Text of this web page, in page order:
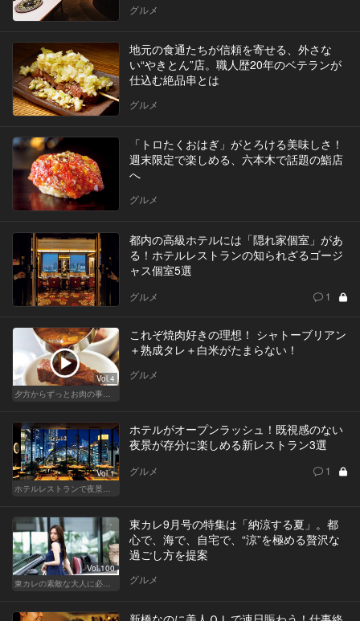
グルメ
地元の食通たちが信頼を寄せる、外さな
い“やきとん”店。職人歴20年のベテランが
仕込む絶品串とは
グルメ
「トロたくおはぎ」がとろける美味しさ！
週末限定で楽しめる、六本木で話題の鮨店
へ
グルメ
都内の高級ホテルには「隠れ家個室」があ
る！ホテルレストランの知られざるゴージ
ャス個室5選
グルメ 1
Vol.4
これぞ焼肉好きの理想！ シャトーブリアン
＋熟成タレ＋白米がたまらない！
グルメ
Vol.1
ホテルがオープンラッシュ！既視感のない
夜景が存分に楽しめる新レストラン3選
グルメ 1
Vol.100
東カレ9月号の特集は「納涼する夏」。都
心で、海で、自宅で、“涼”を極める贅沢な
過ごし方を提案
グルメ